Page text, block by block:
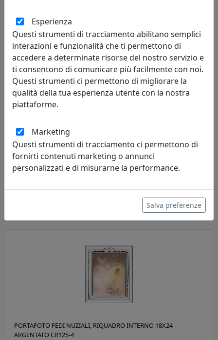
PORTAFOTO NOZZE D'ARGENTO, RIQUADRO INTERNO 18X24
ARGENTATO CR411-4
Bongelli Preziosi
91,00 €
PORTAFOTO FEDI NUZIALI, RIQUADRO INTERNO 18X24
ARGENTATO CR125-4
Esperienza
Questi strumenti di tracciamento abilitano semplici
interazioni e funzionalità che ti permettono di
accedere a determinate risorse del nostro servizio e
ti consentono di comunicare più facilmente con noi.
Questi strumenti ci permettono di migliorare la
qualità della tua esperienza utente con la nostra
piattaforme.
Marketing
Questi strumenti di tracciamento ci permettono di
fornirti contenuti marketing o annunci
personalizzati e di misurarne la performance.
Salva preferenze